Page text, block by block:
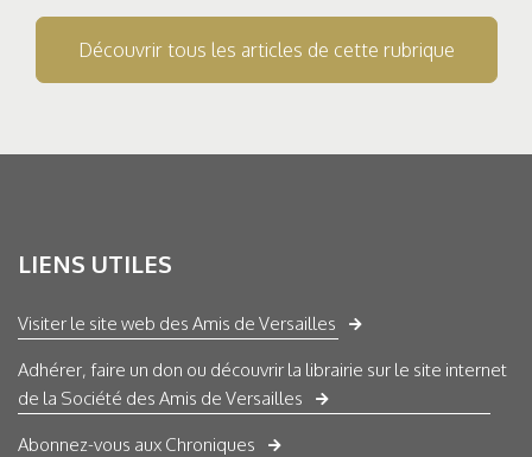
Découvrir tous les articles de cette rubrique
LIENS UTILES
Visiter le site web des Amis de Versailles
Adhérer, faire un don ou découvrir la librairie sur le site internet
de la Société des Amis de Versailles
Abonnez-vous aux Chroniques